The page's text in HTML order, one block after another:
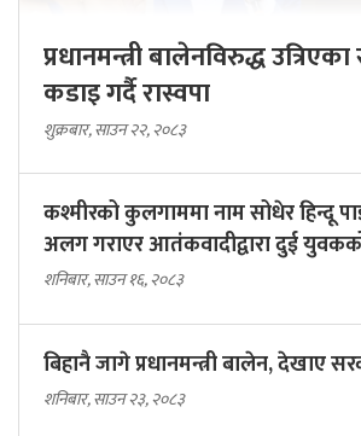
प्रधानमन्त्री बालेनविरुद्ध
कडाइ गर्दै रास्वपा
शुक्रबार, साउन २२, २०८३
कश्मीरको कुलगाममा नाम सोधेर हिन्दू
अलग गराएर आतंकवादीद्वारा दुई
शनिबार, साउन १६, २०८३
बिहानै जागे प्रधानमन्त्री बालेन, देखाए
शनिबार, साउन २३, २०८३